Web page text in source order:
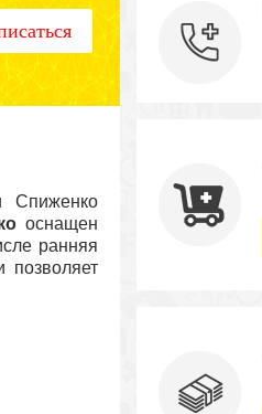
Спиженко
оснащен
ранняя
позволяет